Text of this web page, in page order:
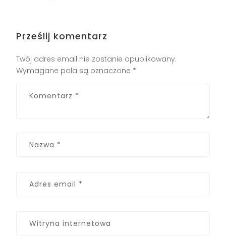
Prześlij komentarz
Twój adres email nie zostanie opublikowany.
Wymagane pola są oznaczone *